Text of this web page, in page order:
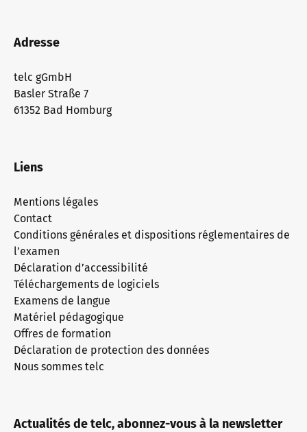
Adresse
telc gGmbH
Basler Straße 7
61352 Bad Homburg
Liens
Mentions légales
Contact
Conditions générales et dispositions réglementaires de
l’examen
Déclaration d’accessibilité
Téléchargements de logiciels
Examens de langue
Matériel pédagogique
Offres de formation
Déclaration de protection des données
Nous sommes telc
Actualités de telc, abonnez-vous à la newsletter